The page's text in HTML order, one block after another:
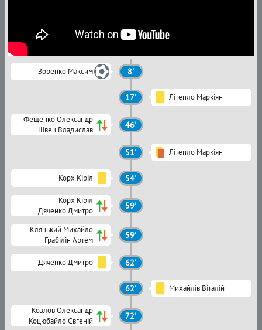
Зоренко Максим 8'
17' Літепло Маркіян
Фещенко Олександр
Швец Владислав
46'
51' Літепло Маркіян
Корх Кіріл 54'
Корх Кіріл
Дяченко Дмитро
59'
Кляцький Михайло
Грабілін Артем
59'
Дяченко Дмитро 62'
62' Михайлів Віталій
Козлов Олександр
Коцюбайло Євгеній
72'